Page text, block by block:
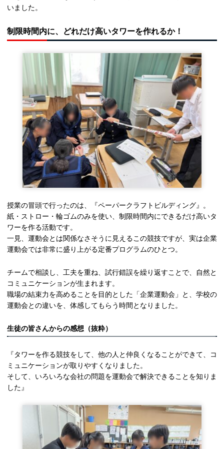
いました。
制限時間内に、どれだけ高いタワーを作れるか！
授業の冒頭で行ったのは、『ペーパークラフトビルディング』。
紙・ストロー・輪ゴムのみを使い、制限時間内にできるだけ高いタ
ワーを作る活動です。
一見、運動会とは関係なさそうに見えるこの競技ですが、実は企業
運動会では非常に盛り上がる定番プログラムのひとつ。
チームで相談し、工夫を重ね、試行錯誤を繰り返すことで、自然と
コミュニケーションが生まれます。
職場の結束力を高めることを目的とした「企業運動会」と、学校の
運動会との違いを、体感してもらう時間となりました。
生徒の皆さんからの感想（抜粋）
『タワーを作る競技をして、他の人と仲良くなることができて、コ
ミュニケーションが取りやすくなりました。
そして、いろいろな会社の問題を運動会で解決できることを知りま
した』